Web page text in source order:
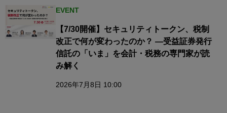
EVENT
【7/30開催】セキュリティトークン、税制
改正で何が変わったのか？ ―受益証券発行
信託の「いま」を会計・税務の専門家が読
み解く
2026年7月8日 10:00